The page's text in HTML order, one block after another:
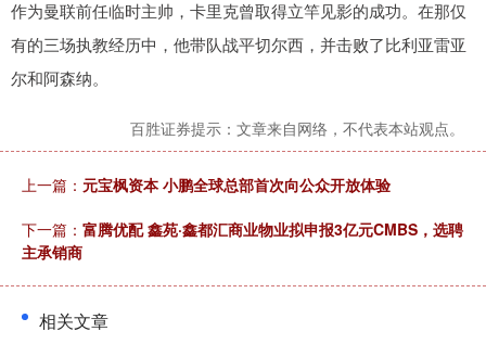
作为曼联前任临时主帅，卡里克曾取得立竿见影的成功。在那仅
有的三场执教经历中，他带队战平切尔西，并击败了比利亚雷亚
尔和阿森纳。
百胜证券提示：文章来自网络，不代表本站观点。
上一篇： 元宝枫资本 小鹏全球总部首次向公众开放体验
下一篇： 富腾优配 鑫苑·鑫都汇商业物业拟申报3亿元CMBS，选聘
主承销商
相关文章